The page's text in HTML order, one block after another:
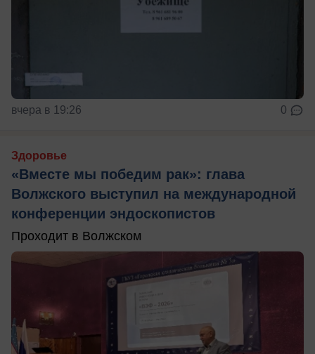
вчера в 19:26 0
Здоровье
«Вместе мы победим рак»: глава
Волжского выступил на международной
конференции эндоскопистов
Проходит в Волжском